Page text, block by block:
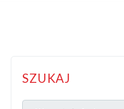
SZUKAJ